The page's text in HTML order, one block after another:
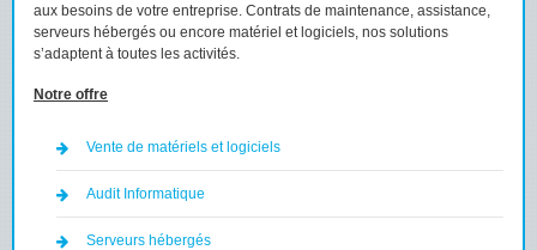
aux besoins de votre entreprise. Contrats de maintenance, assistance,
serveurs hébergés ou encore matériel et logiciels, nos solutions
s’adaptent à toutes les activités.
Notre offre
Vente de matériels et logiciels
Audit Informatique
Serveurs hébergés